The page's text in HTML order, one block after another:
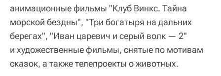
анимационные фильмы "Клуб Винкс. Тайна
морской бездны", "Три богатыря на дальних
берегах", "Иван царевич и серый волк — 2"
и художественные фильмы, снятые по мотивам
сказок, а также телепроекты о животных.